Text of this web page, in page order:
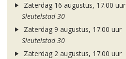
Zaterdag 16 augustus, 17.00 uur
Sleutelstad 30
Zaterdag 9 augustus, 17.00 uur
Sleutelstad 30
Zaterdag 2 augustus, 17.00 uur